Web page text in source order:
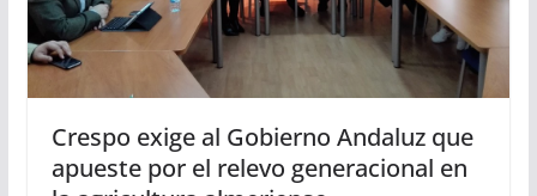
Crespo exige al Gobierno Andaluz que
apueste por el relevo generacional en